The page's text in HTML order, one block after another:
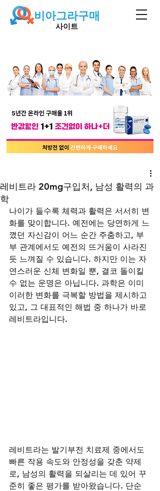
비아그라구매
사이트
레비트라 20mg구입처, 남성 활력의 과
학
나이가 들수록 체력과 활력은 서서히 변
화를 맞이합니다. 예전에는 당연하게 느
꼈던 자신감이 어느 순간 주춤하고, 부
부 관계에서도 예전의 뜨거움이 사라진
듯 느껴질 수 있습니다. 하지만 이는 자
연스러운 신체 변화일 뿐, 결코 돌이킬
수 없는 운명은 아닙니다. 과학은 이미
이러한 변화를 극복할 방법을 제시하고
있고, 그 대표적인 해법 중 하나가 바로
레비트라입니다.
레비트라는 발기부전 치료제 중에서도
빠른 작용 속도와 안정성을 갖춘 약제
로, 남성의 활력을 되살리는 데 있어 꾸
준히 좋은 평가를 받아왔습니다. 단순